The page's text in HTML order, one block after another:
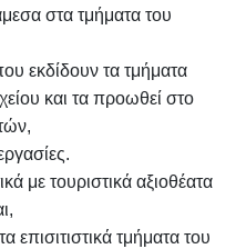
στα τμήματα του
εκδίδουν τα τμήματα
και τα προωθεί στο
με τουριστικά αξιοθέατα
επισιτιστικά τμήματα του